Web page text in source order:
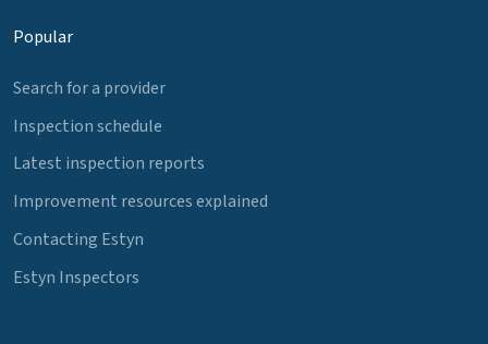
Popular
Search for a provider
Inspection schedule
Latest inspection reports
Improvement resources explained
Contacting Estyn
Estyn Inspectors